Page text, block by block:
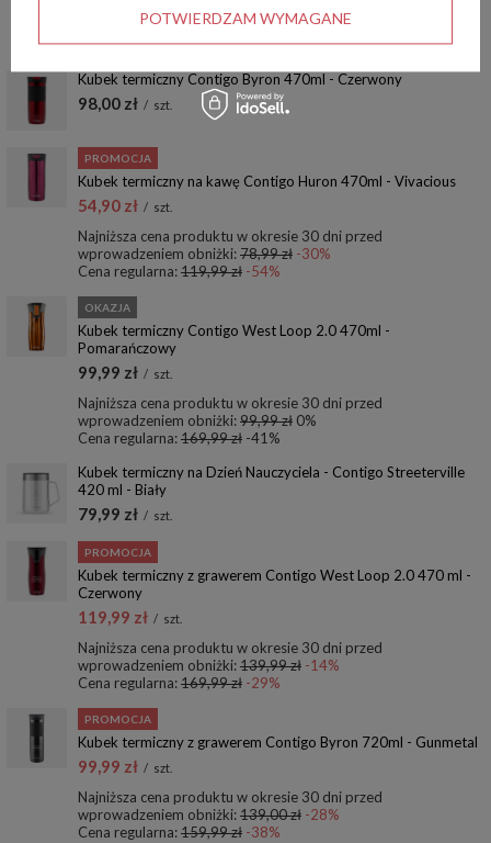
Najniższa cena produktu w okresie 30 dni przed
wprowadzeniem obniżki: 139,99 zł -14%
Cena regularna:169,99 zł-30%
Kubek termiczny Contigo Byron 470ml - Czerwony
98,00 zł / szt.
PROMOCJA
Kubek termiczny na kawę Contigo Huron 470ml - Vivacious
54,90 zł / szt.
Najniższa cena produktu w okresie 30 dni przed
wprowadzeniem obniżki:78,99 zł -30%
Cena regularna:119,99 zł -54%
OKAZJA
Kubek termiczny Contigo West Loop 2.0 470ml -
Pomarańczowy
99,99 zł / szt.
Najniższa cena produktu w okresie 30 dni przed
wprowadzeniem obniżki:99,99 zł 0%
Cena regularna:169,99 zł -41%
Kubek termiczny na Dzień Nauczyciela - Contigo Streeterville
420 ml - Biały
79,99 zł / szt.
PROMOCJA
Kubek termiczny z grawerem Contigo West Loop 2.0 470 ml -
Czerwony
119,99 zł / szt.
Najniższa cena produktu w okresie 30 dni przed
wprowadzeniem obniżki:139,99 zł -14%
Cena regularna:169,99 zł -29%
PROMOCJA
Kubek termiczny z grawerem Contigo Byron 720ml - Gunmetal
99,99 zł / szt.
Najniższa cena produktu w okresie 30 dni przed
wprowadzeniem obniżki:139,00 zł -28%
Cena regularna:159,99 zł -38%
POTWIERDZAM WYMAGANE